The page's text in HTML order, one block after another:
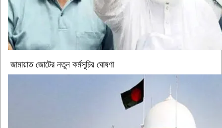
জামায়াত জোটের নতুন কর্মসূচির ঘোষণা